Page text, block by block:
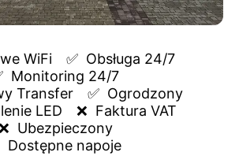
WiFi ✅ Obsługa 24/7
Monitoring 24/7
Transfer ✅ Ogrodzony
LED ❌ Faktura VAT
Ubezpieczony
Dostępne napoje